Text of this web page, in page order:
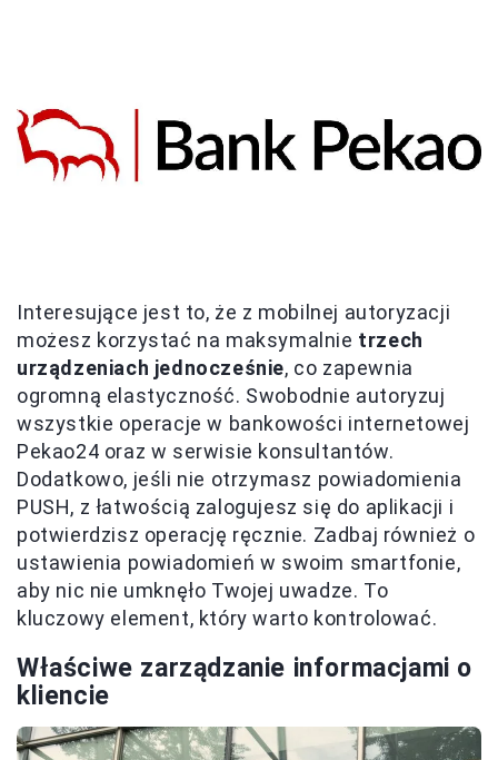
Interesujące jest to, że z mobilnej autoryzacji
możesz korzystać na maksymalnie trzech
urządzeniach jednocześnie, co zapewnia
ogromną elastyczność. Swobodnie autoryzuj
wszystkie operacje w bankowości internetowej
Pekao24 oraz w serwisie konsultantów.
Dodatkowo, jeśli nie otrzymasz powiadomienia
PUSH, z łatwością zalogujesz się do aplikacji i
potwierdzisz operację ręcznie. Zadbaj również o
ustawienia powiadomień w swoim smartfonie,
aby nic nie umknęło Twojej uwadze. To
kluczowy element, który warto kontrolować.
Właściwe zarządzanie informacjami o
kliencie